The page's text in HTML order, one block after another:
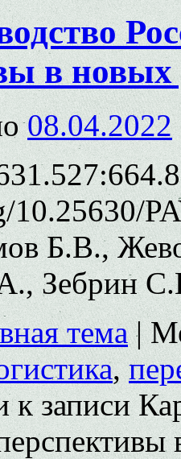
в новых
08.04.2022
10.25630/
Б.В.,
Зебрин
тема |
,
к записи